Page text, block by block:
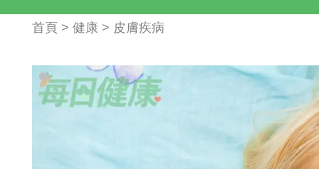
首頁 > 健康 > 皮膚疾病